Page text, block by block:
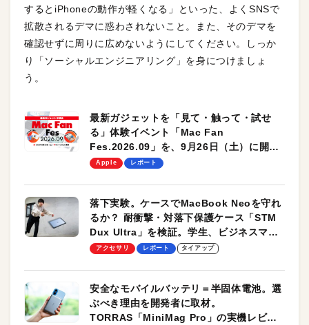
するとiPhoneの動作が軽くなる」といった、よくSNSで
拡散されるデマに惑わされないこと。また、そのデマを
確認せずに周りに広めないようにしてください。しっか
り「ソーシャルエンジニアリング」を身につけましょ
う。
最新ガジェットを「見て・触って・試せ
る」体験イベント「Mac Fan
Fes.2026.09」を、9月26日（土）に開催
します！
Apple レポート
落下実験。ケースでMacBook Neoを守れ
るか？ 耐衝撃・対落下保護ケース「STM
Dux Ultra」を検証。学生、ビジネスマン
のモバイルユースに最適！
アクセサリ レポート タイアップ
安全なモバイルバッテリ＝半固体電池。選
ぶべき理由を開発者に取材。
TORRAS「MiniMag Pro」の実機レビュ